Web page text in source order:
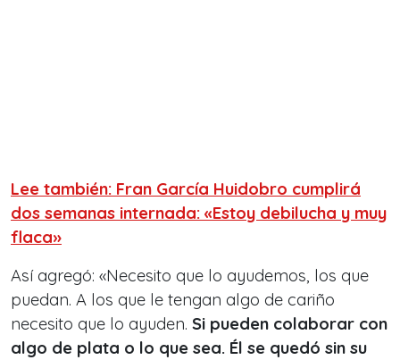
Lee también: Fran García Huidobro cumplirá
dos semanas internada: «Estoy debilucha y muy
flaca»
Así agregó: «Necesito que lo ayudemos, los que
puedan. A los que le tengan algo de cariño
necesito que lo ayuden. Si pueden colaborar con
algo de plata o lo que sea. Él se quedó sin su